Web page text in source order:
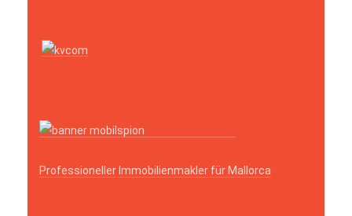
Professioneller Immobilienmakler für Mallorca